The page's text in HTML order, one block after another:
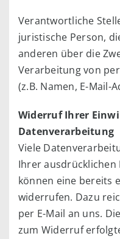
Verantwortliche
juristische Person,
anderen über die
Verarbeitung von
(z.B. Namen, E-Mail-
Widerruf Ihrer
Datenverarbeitung
Viele
Ihrer ausdrücklichen
können eine bereits
widerrufen. Dazu
per E-Mail an uns.
zum Widerruf